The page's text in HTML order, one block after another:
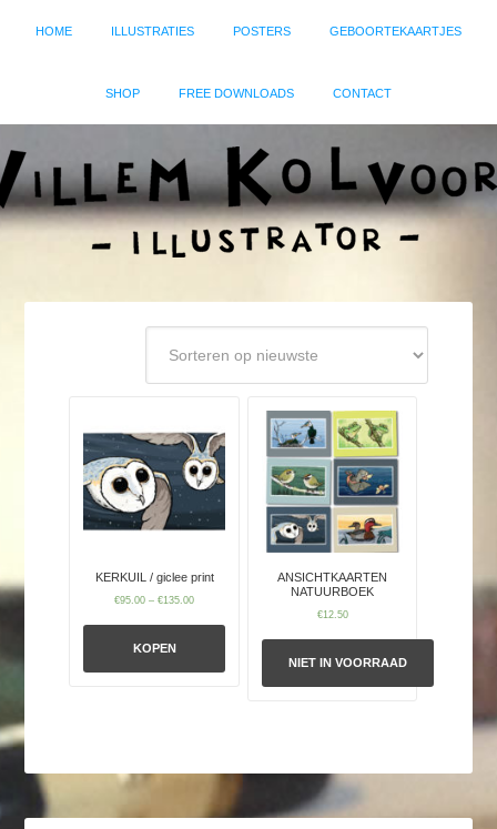
HOME ILLUSTRATIES POSTERS GEBOORTEKAARTJES
SHOP FREE DOWNLOADS CONTACT
KERKUIL / giclee print
€95.00 –€135.00
KOPEN
ANSICHTKAARTEN
NATUURBOEK
€12.50
NIET IN VOORRAAD